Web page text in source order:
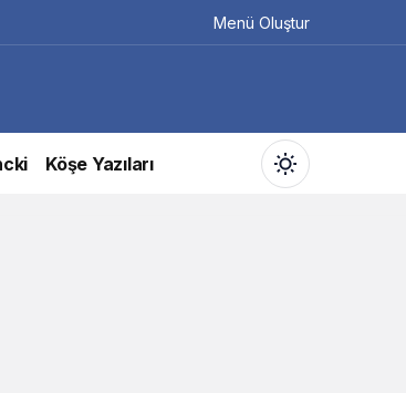
Menü Oluştur
Köşe Yazıları